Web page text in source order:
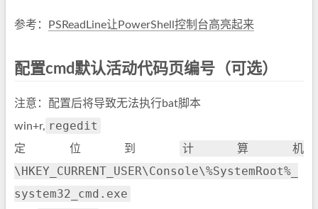
参考： PSReadLine让PowerShell控制台高亮起来
配置cmd默认活动代码页编号（可选）
注意：配置后将导致无法执行bat脚本
win+r, regedit
定位到
计算机
\HKEY_CURRENT_USER\Console\%SystemRoot%_
system32_cmd.exe